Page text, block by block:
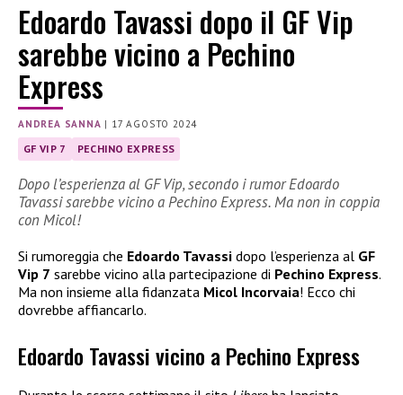
Edoardo Tavassi dopo il GF Vip
sarebbe vicino a Pechino
Express
ANDREA SANNA | 17 AGOSTO 2024
GF VIP 7 PECHINO EXPRESS
Dopo l’esperienza al GF Vip, secondo i rumor Edoardo
Tavassi sarebbe vicino a Pechino Express. Ma non in coppia
con Micol!
Si rumoreggia che Edoardo Tavassi dopo l’esperienza al GF
Vip 7 sarebbe vicino alla partecipazione di Pechino Express.
Ma non insieme alla fidanzata Micol Incorvaia! Ecco chi
dovrebbe affiancarlo.
Edoardo Tavassi vicino a Pechino Express